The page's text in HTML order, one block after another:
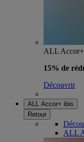
ALL
15% de
Découvrir
ALL Accor+ ibis
Retour
ALL